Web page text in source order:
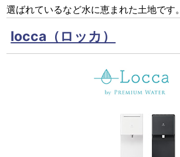
選ばれているなど水に恵まれた土地です。
locca（ロッカ）